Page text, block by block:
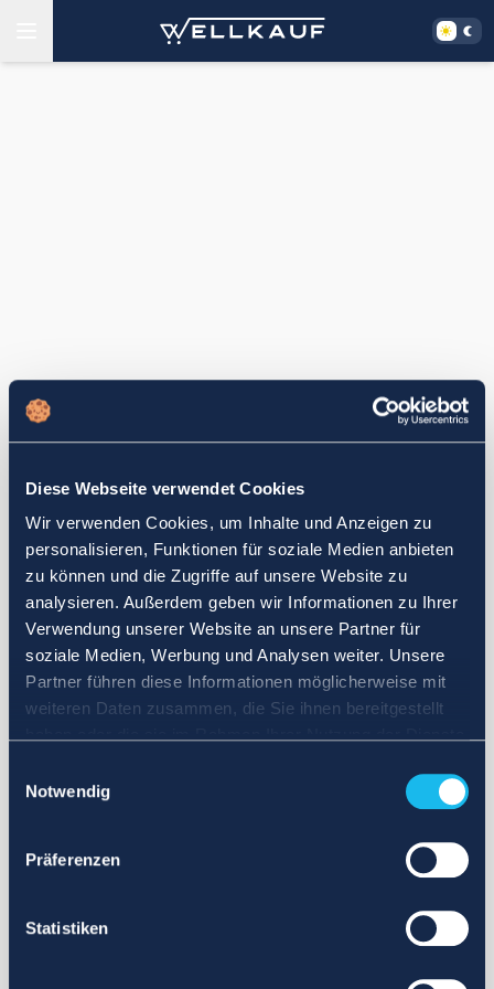
Diese Webseite verwendet Cookies
Wir verwenden Cookies, um Inhalte und Anzeigen zu
personalisieren, Funktionen für soziale Medien anbieten
zu können und die Zugriffe auf unsere Website zu
analysieren. Außerdem geben wir Informationen zu Ihrer
Verwendung unserer Website an unsere Partner für
soziale Medien, Werbung und Analysen weiter. Unsere
Partner führen diese Informationen möglicherweise mit
weiteren Daten zusammen, die Sie ihnen bereitgestellt
Notwendig
Präferenzen
Statistiken